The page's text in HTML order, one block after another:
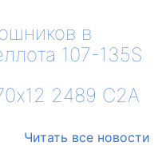
в
107-135S
2489 С2А
Читать все новости